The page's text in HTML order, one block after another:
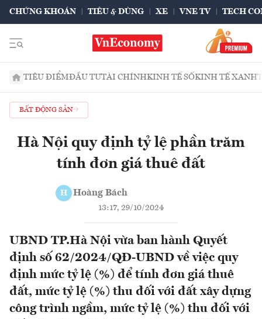
CHỨNG KHOÁN TIÊU & DÙNG XE VNE TV TECH
TIÊU ĐIỂMĐẦU TƯTÀI CHÍNHKINH TẾ SỐKINH TẾ XANH
BẤT ĐỘNG SẢN
Hà Nội quy định tỷ lệ phần trăm
tính đơn giá thuê đất
H Hoàng Bách
13:17, 29/10/2024
UBND TP.Hà Nội vừa ban hành Quyết
định số 62/2024/QĐ-UBND về việc quy
định mức tỷ lệ (%) để tính đơn giá thuê
đất, mức tỷ lệ (%) thu đối với đất xây dựng
công trình ngầm, mức tỷ lệ (%) thu đối với